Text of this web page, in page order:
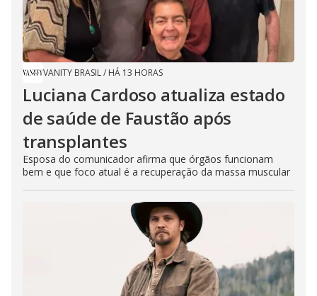
VANITY BRASIL/ HÁ 13 HORAS
Luciana Cardoso atualiza estado
de saúde de Faustão após
transplantes
Esposa do comunicador afirma que órgãos funcionam
bem e que foco atual é a recuperação da massa muscular